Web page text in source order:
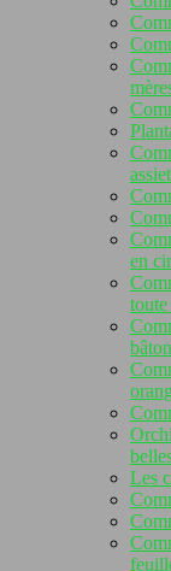
en
toute
Les